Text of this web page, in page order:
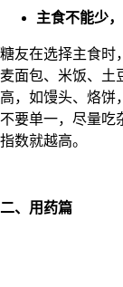
主食不能少
糖友在选择主食时
麦面包、米饭、土
高，如馒头、烙饼
不要单一，尽量吃
指数就越高。
二、用药篇